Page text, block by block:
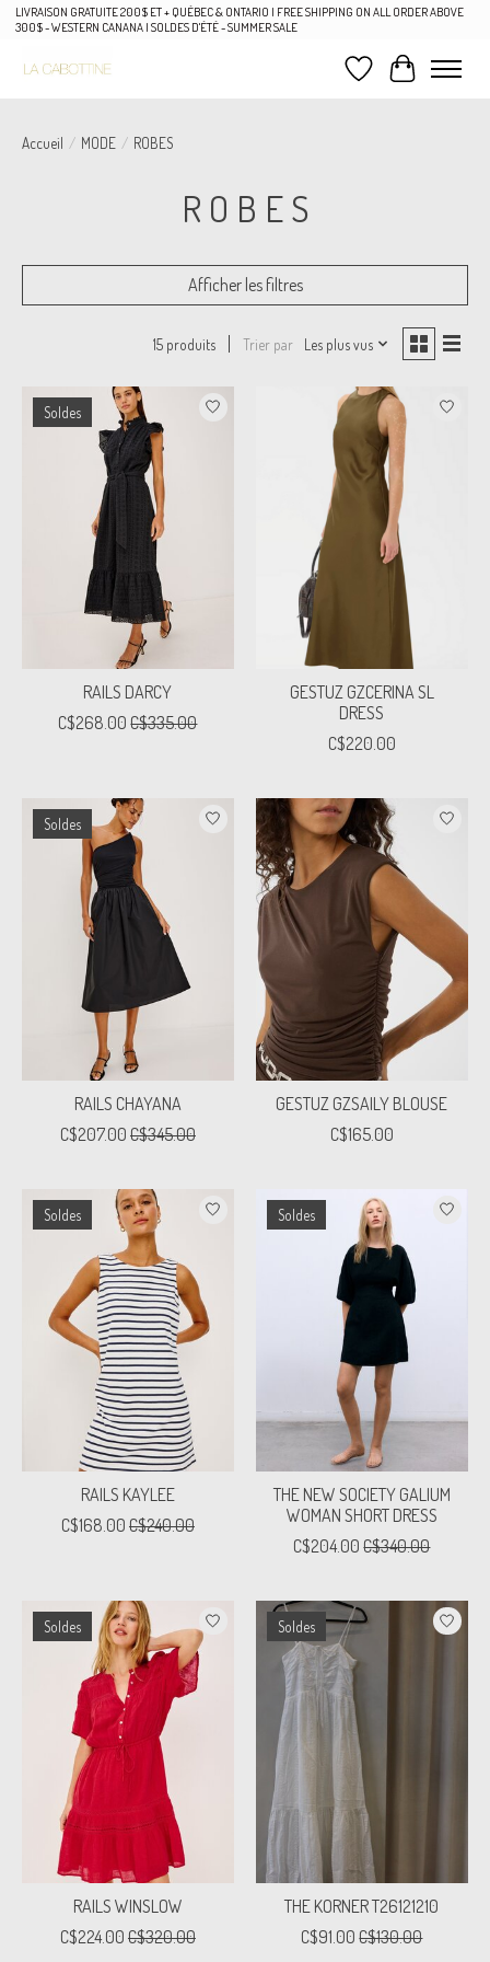
LIVRAISON GRATUITE 200$ ET + QUÉBEC & ONTARIO | FREE SHIPPING ON ALL ORDER ABOVE
300$ - WESTERN CANANA | SOLDES D'ÉTÉ - SUMMER SALE
Liste de souhaits
Panier
Accueil / MODE / ROBES
R O B E S
Afficher les filtres
15 produits Trier par Les plus vus
Soldes
RAILS DARCY
C$268.00 C$335.00
GESTUZ GZCERINA SL
DRESS
C$220.00
Soldes
RAILS CHAYANA
C$207.00 C$345.00
GESTUZ GZSAILY BLOUSE
C$165.00
Soldes
RAILS KAYLEE
C$168.00 C$240.00
Soldes
THE NEW SOCIETY GALIUM
WOMAN SHORT DRESS
C$204.00 C$340.00
Soldes
RAILS WINSLOW
C$224.00 C$320.00
Soldes
THE KORNER T26121210
C$91.00 C$130.00